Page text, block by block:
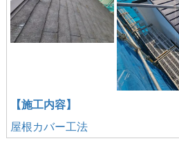
【施工内容】
屋根カバー工法